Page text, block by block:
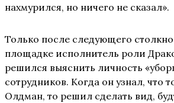
нахмурился, но ничего не сказал».
Только после следующего
площадке исполнитель роли
решился выяснить личность
сотрудников. Когда он узнал, что
Олдман, то решил сделать вид,